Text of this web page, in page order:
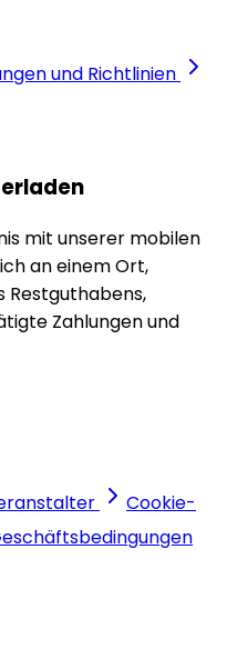
und Richtlinien
mit unserer mobilen
an einem Ort,
Restguthabens,
Zahlungen und
Cookie-